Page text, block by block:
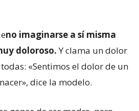
no imaginarse a sí misma
doloroso.Y clama un dolor
«Sentimos el dolor de un
dice la modelo.